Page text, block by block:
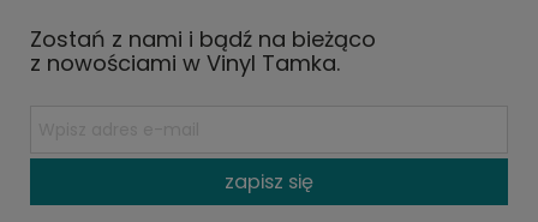
Zostań z nami i bądź na bieżąco
z nowościami w Vinyl Tamka.
zapisz się